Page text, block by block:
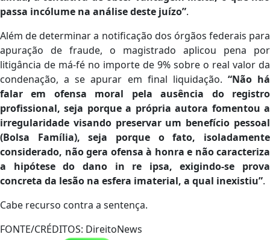
passa incólume na análise deste juízo”
Além de determinar a notificação dos órgãos federais para
apuração de fraude, o magistrado aplicou pena por
litigância de má-fé no importe de 9% sobre o real valor da
condenação, a se apurar em final liquidação.
“Não há
falar em ofensa moral pela ausência do registro
profissional, seja porque a própria autora fomentou a
irregularidade visando preservar um benefício pessoal
(Bolsa Família), seja porque o fato, isoladamente
considerado, não gera ofensa à honra e não caracteriza
a hipótese do dano in re ipsa, exigindo-se prova
concreta da lesão na esfera imaterial, a qual inexistiu”
Cabe recurso contra a sentença.
FONTE/CRÉDITOS: DireitoNews